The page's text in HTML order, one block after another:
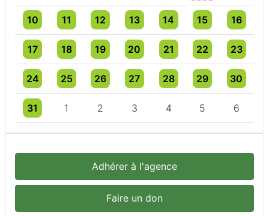
10
Un évènement
11
3 évènements
12
4 évènements
13
3 évènements
14
4 évènements
15
4 évènements
16
4
17
Un évènement
18
3 évènements
19
3 évènements
20
4 évènements
21
5 évènements
22
5 évènements
23
5
24
Un évènement
25
3 évènements
26
3 évènements
27
3 évènements
28
3 évènements
29
4 évènements
30
3
31
Un évènement
1
3 évènements
2
3 évènements
3
3 évènements
4
3 évènements
5
3 évènements
6
3
Adhérer à l'agence
Faire un don